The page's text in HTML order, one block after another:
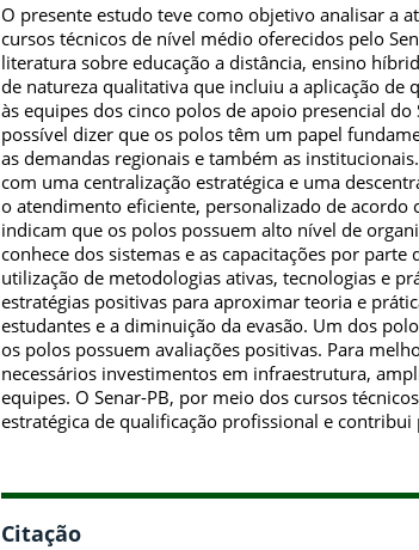
O presente estudo teve como objetivo analisar a
cursos técnicos de nível médio oferecidos pelo
literatura sobre educação a distância, ensino
de natureza qualitativa que incluiu a aplicação
às equipes dos cinco polos de apoio presencial
possível dizer que os polos têm um papel
as demandas regionais e também as
com uma centralização estratégica e uma
o atendimento eficiente, personalizado de acordo
indicam que os polos possuem alto nível de
conhece dos sistemas e as capacitações por
utilização de metodologias ativas, tecnologias e
estratégias positivas para aproximar teoria e
estudantes e a diminuição da evasão. Um dos
os polos possuem avaliações positivas. Para
necessários investimentos em infraestrutura,
equipes. O Senar-PB, por meio dos cursos
estratégica de qualificação profissional e
Citação